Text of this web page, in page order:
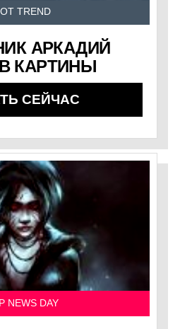
TREND
АРКАДИЙ
КАРТИНЫ
СЕЙЧАС
NEWS DAY